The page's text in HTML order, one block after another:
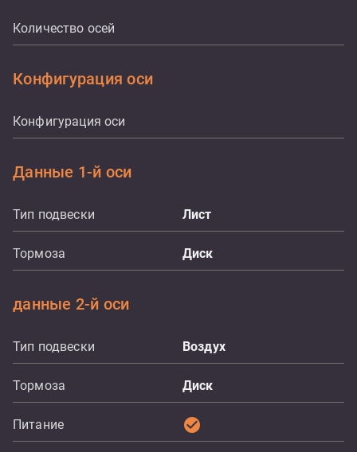
Количество осей
Конфигурация оси
Конфигурация оси
Данные 1-й оси
Тип подвески Лист
Тормоза Диск
данные 2-й оси
Тип подвески Воздух
Тормоза Диск
Питание check_circle